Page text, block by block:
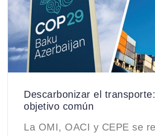
Descarbonizar el
objetivo común
La OMI, OACI y CEPE se